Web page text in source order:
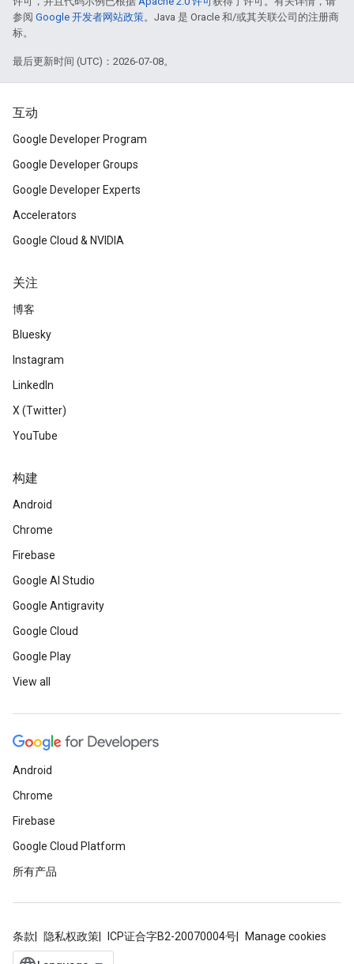
参阅 Google 开发者网站政策。Java 是 Oracle 和/或其关联公司的注册商
标。
最后更新时间 (UTC)：2026-07-08。
互动
Google Developer Program
Google Developer Groups
Google Developer Experts
Accelerators
Google Cloud & NVIDIA
关注
博客
Bluesky
Instagram
LinkedIn
X (Twitter)
YouTube
构建
Android
Chrome
Firebase
Google AI Studio
Google Antigravity
Google Cloud
Google Play
View all
Android
Chrome
Firebase
Google Cloud Platform
所有产品
条款 隐私权政策 ICP证合字B2-20070004号 Manage cookies